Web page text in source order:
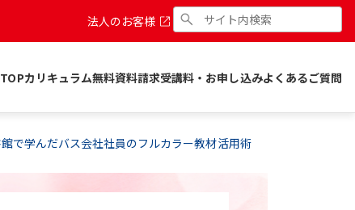
法人のお客様
カリキュラム無料資料請求受講料・お申し込みよくあるご質問
で学んだバス会社社員のフルカラー教材活用術